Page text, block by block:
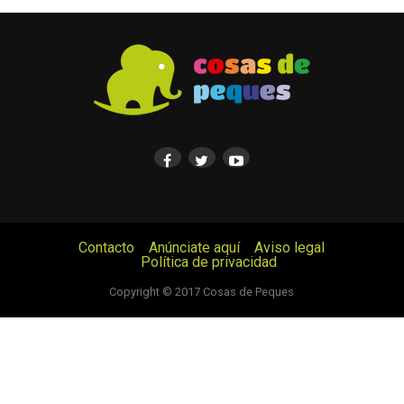
Contacto Anúnciate aquí
Aviso legal
Política de privacidad
Copyright © 2017 Cosas de Peques